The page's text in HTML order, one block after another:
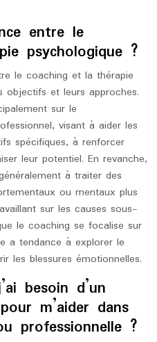
entre le
psychologique ?
le coaching et la thérapie
objectifs et leurs approches.
sur le
visant à aider les
spécifiques, à renforcer
leur potentiel. En revanche,
à traiter des
ou mentaux plus
sur les causes sous-
le coaching se focalise sur
a tendance à explorer le
les blessures émotionnelles.
besoin d’un
m’aider dans
professionnelle ?